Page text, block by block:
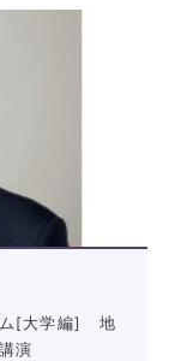
ム[大学編] 地
演